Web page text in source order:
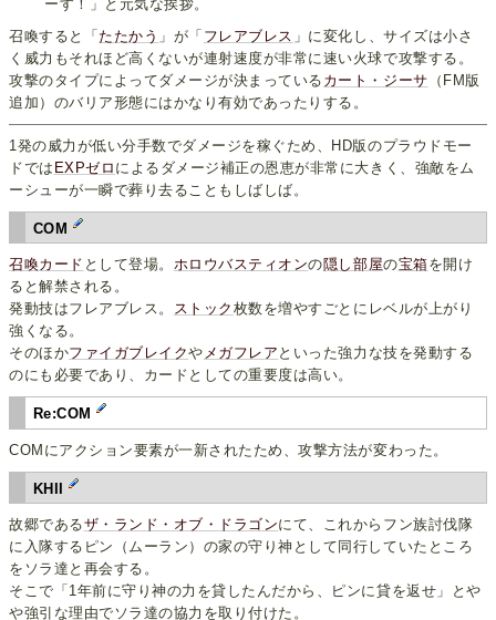
ーす！」と元気な挨拶。
召喚すると「 たたかう 」が「 フレアブレス 」に変化し、サイズは小さ
く威力もそれほど高くないが連射速度が非常に速い火球で攻撃する。
攻撃のタイプによってダメージが決まっている カート・ジーサ （FM版
追加）のバリア形態にはかなり有効であったりする。
1発の威力が低い分手数でダメージを稼ぐため、HD版のプラウドモー
ドでは EXPゼロ によるダメージ補正の恩恵が非常に大きく、強敵をム
ーシューが一瞬で葬り去ることもしばしば。
COM
召喚カード として登場。 ホロウバスティオンの隠し部屋の宝箱を開け
ると解禁される。
発動技はフレアブレス。 ストック 枚数を増やすごとにレベルが上がり
強くなる。
そのほかファイガブレイクや メガフレア といった強力な技を発動する
のにも必要であり、カードとしての重要度は高い。
Re:COM
COMにアクション要素が一新されたため、攻撃方法が変わった。
KHII
故郷であるザ・ランド・オブ・ドラゴンにて、これからフン族討伐隊
に入隊するピン（ムーラン）の家の守り神として同行していたところ
をソラ達と再会する。
そこで「1年前に守り神の力を貸したんだから、ピンに貸を返せ」とや
や強引な理由でソラ達の協力を取り付けた。